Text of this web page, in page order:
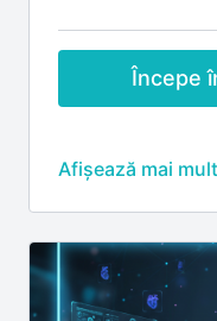
Începe
Abonamentul
Credite EMC
Credite EMC
fiecărui
Interacțiune live
Discuții și